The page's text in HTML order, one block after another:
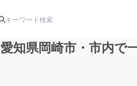
愛知県岡崎市・市内で